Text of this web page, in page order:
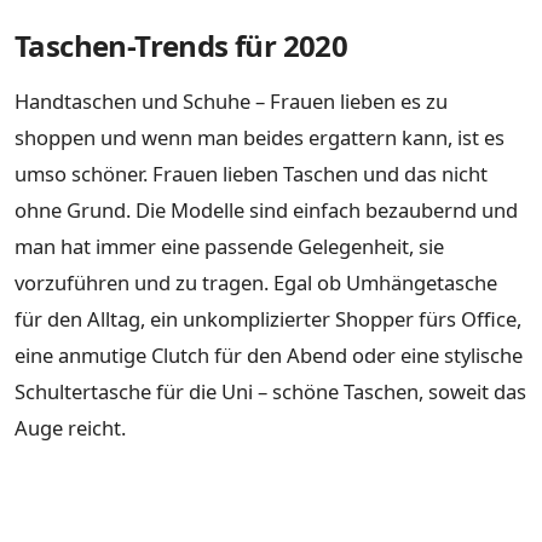
Taschen-Trends für 2020
Handtaschen und Schuhe – Frauen lieben es zu
shoppen und wenn man beides ergattern kann, ist es
umso schöner. Frauen lieben Taschen und das nicht
ohne Grund. Die Modelle sind einfach bezaubernd und
man hat immer eine passende Gelegenheit, sie
vorzuführen und zu tragen. Egal ob Umhängetasche
für den Alltag, ein unkomplizierter Shopper fürs Office,
eine anmutige Clutch für den Abend oder eine stylische
Schultertasche für die Uni – schöne Taschen, soweit das
Auge reicht.